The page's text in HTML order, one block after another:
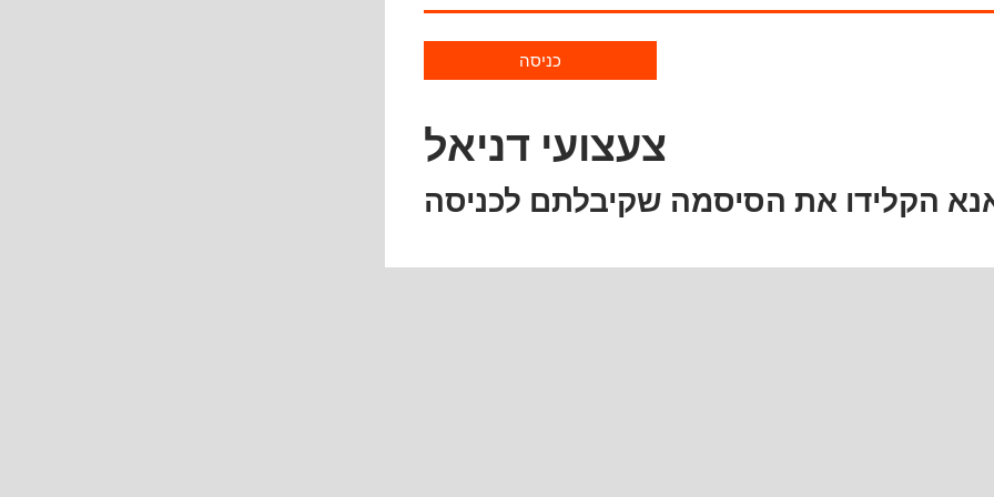
כניסה
צעצועי דניאל
הקלידו את הסיסמה שקיבלתם לכניסה